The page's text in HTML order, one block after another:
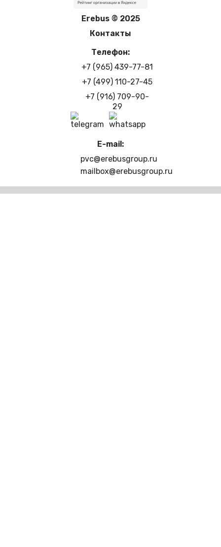
Erebus © 2025
Контакты
Телефон:
+7 (965) 439-77-81
+7 (499) 110-27-45
+7 (916) 709-90-
29
E-mail:
pvc@erebusgroup.ru
mailbox@erebusgroup.ru